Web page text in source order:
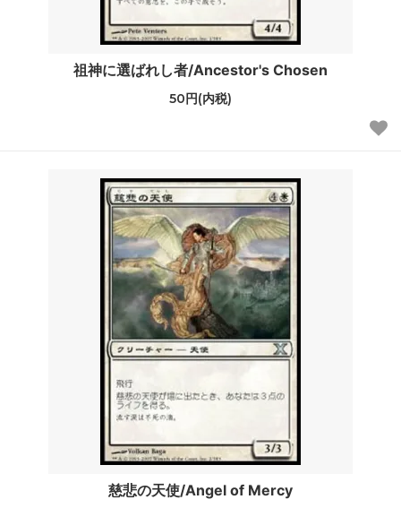
祖神に選ばれし者/Ancestor's Chosen
50円(内税)
慈悲の天使/Angel of Mercy